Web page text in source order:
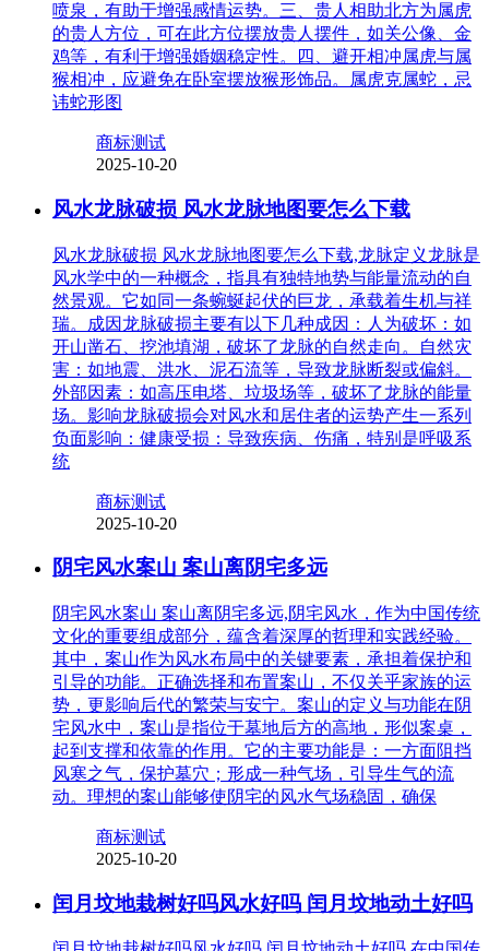
喷泉，有助于增强感情运势。三、贵人相助北方为属虎
的贵人方位，可在此方位摆放贵人摆件，如关公像、金
鸡等，有利于增强婚姻稳定性。四、避开相冲属虎与属
猴相冲，应避免在卧室摆放猴形饰品。属虎克属蛇，忌
讳蛇形图
商标测试
2025-10-20
风水龙脉破损 风水龙脉地图要怎么下载
风水龙脉破损 风水龙脉地图要怎么下载,龙脉定义龙脉是
风水学中的一种概念，指具有独特地势与能量流动的自
然景观。它如同一条蜿蜒起伏的巨龙，承载着生机与祥
瑞。成因龙脉破损主要有以下几种成因：人为破坏：如
开山凿石、挖池填湖，破坏了龙脉的自然走向。自然灾
害：如地震、洪水、泥石流等，导致龙脉断裂或偏斜。
外部因素：如高压电塔、垃圾场等，破坏了龙脉的能量
场。影响龙脉破损会对风水和居住者的运势产生一系列
负面影响：健康受损：导致疾病、伤痛，特别是呼吸系
统
商标测试
2025-10-20
阴宅风水案山 案山离阴宅多远
阴宅风水案山 案山离阴宅多远,阴宅风水，作为中国传统
文化的重要组成部分，蕴含着深厚的哲理和实践经验。
其中，案山作为风水布局中的关键要素，承担着保护和
引导的功能。正确选择和布置案山，不仅关乎家族的运
势，更影响后代的繁荣与安宁。案山的定义与功能在阴
宅风水中，案山是指位于墓地后方的高地，形似案桌，
起到支撑和依靠的作用。它的主要功能是：一方面阻挡
风寒之气，保护墓穴；形成一种气场，引导生气的流
动。理想的案山能够使阴宅的风水气场稳固，确保
商标测试
2025-10-20
闰月坟地栽树好吗风水好吗 闰月坟地动土好吗